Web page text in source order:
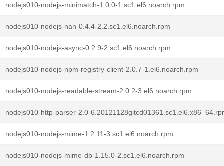
nodejs010-nodejs-minimatch-1.0.0-1.sc1.el6.noarch.rpm
nodejs010-nodejs-nan-0.4.4-2.2.sc1.el6.noarch.rpm
nodejs010-nodejs-async-0.2.9-2.sc1.el6.noarch.rpm
nodejs010-nodejs-npm-registry-client-2.0.7-1.el6.noarch.rpm
nodejs010-nodejs-readable-stream-2.0.2-3.el6.noarch.rpm
nodejs010-http-parser-2.0-
nodejs010-nodejs-mime-1.2.11-3.sc1.el6.noarch.rpm
nodejs010-nodejs-mime-db-1.15.0-2.sc1.el6.noarch.rpm